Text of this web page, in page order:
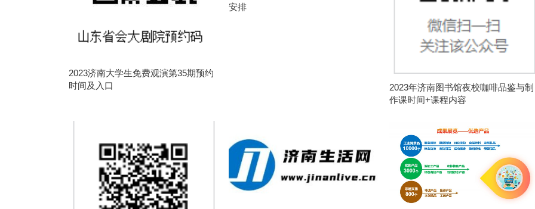
2023济南大学生免费观演第35期预约
时间及入口
安排
2023年济南图书馆夜校咖啡品鉴与制
作课时间+课程内容